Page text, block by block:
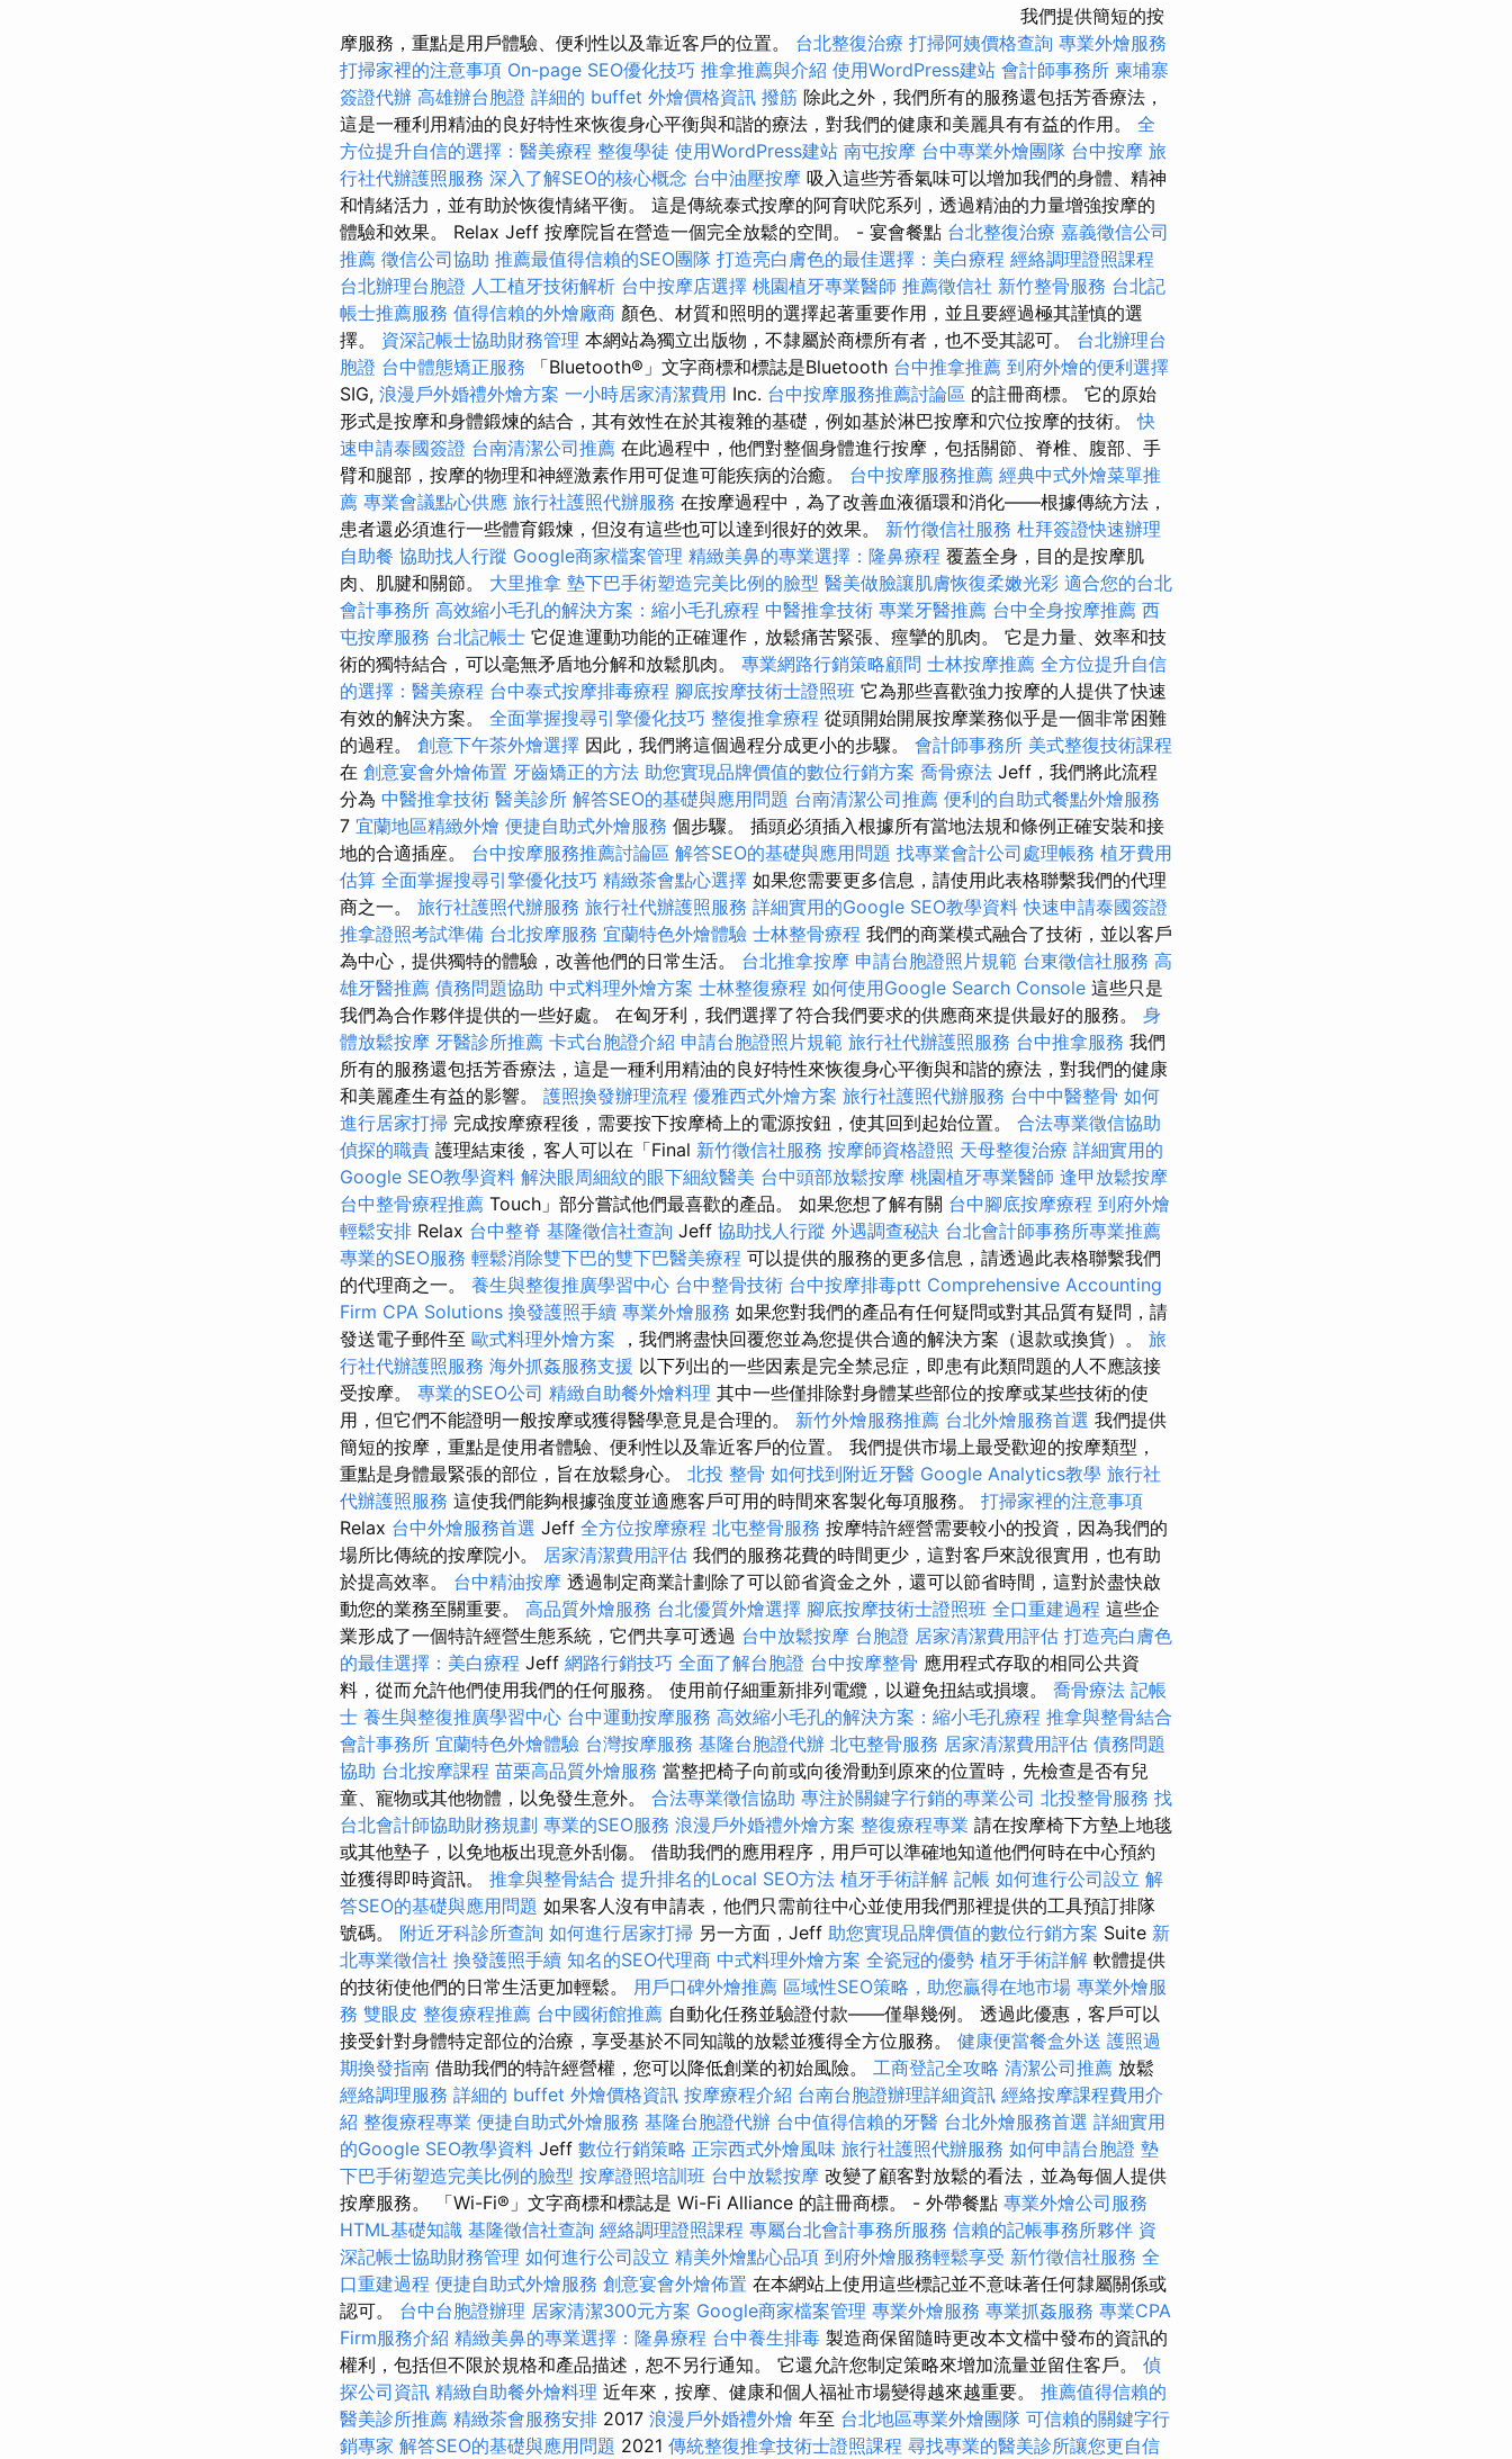
我們提供簡短的按
摩服務，重點是用戶體驗、便利性以及靠近客戶的位置。 台北整復治療 打掃阿姨價格查詢 專業外燴服務
打掃家裡的注意事項 On-page SEO優化技巧 推拿推薦與介紹 使用WordPress建站 會計師事務所 柬埔寨
簽證代辦 高雄辦台胞證 詳細的 buffet 外燴價格資訊 撥筋 除此之外，我們所有的服務還包括芳香療法，
這是一種利用精油的良好特性來恢復身心平衡與和諧的療法，對我們的健康和美麗具有有益的作用。 全
方位提升自信的選擇：醫美療程 整復學徒 使用WordPress建站 南屯按摩 台中專業外燴團隊 台中按摩 旅
行社代辦護照服務 深入了解SEO的核心概念 台中油壓按摩 吸入這些芳香氣味可以增加我們的身體、精神
和情緒活力，並有助於恢復情緒平衡。 這是傳統泰式按摩的阿育吠陀系列，透過精油的力量增強按摩的
體驗和效果。 Relax Jeff 按摩院旨在營造一個完全放鬆的空間。 - 宴會餐點 台北整復治療 嘉義徵信公司
推薦 徵信公司協助 推薦最值得信賴的SEO團隊 打造亮白膚色的最佳選擇：美白療程 經絡調理證照課程
台北辦理台胞證 人工植牙技術解析 台中按摩店選擇 桃園植牙專業醫師 推薦徵信社 新竹整骨服務 台北記
帳士推薦服務 值得信賴的外燴廠商 顏色、材質和照明的選擇起著重要作用，並且要經過極其謹慎的選
擇。 資深記帳士協助財務管理 本網站為獨立出版物，不隸屬於商標所有者，也不受其認可。 台北辦理台
胞證 台中體態矯正服務 「Bluetooth®」文字商標和標誌是Bluetooth 台中推拿推薦 到府外燴的便利選擇
SIG, 浪漫戶外婚禮外燴方案 一小時居家清潔費用 Inc. 台中按摩服務推薦討論區 的註冊商標。 它的原始
形式是按摩和身體鍛煉的結合，其有效性在於其複雜的基礎，例如基於淋巴按摩和穴位按摩的技術。快
速申請泰國簽證 台南清潔公司推薦 在此過程中，他們對整個身體進行按摩，包括關節、脊椎、腹部、手
臂和腿部，按摩的物理和神經激素作用可促進可能疾病的治癒。 台中按摩服務推薦 經典中式外燴菜單推
薦 專業會議點心供應 旅行社護照代辦服務 在按摩過程中，為了改善血液循環和消化——根據傳統方法，
患者還必須進行一些體育鍛煉，但沒有這些也可以達到很好的效果。 新竹徵信社服務 杜拜簽證快速辦理
自助餐 協助找人行蹤 Google商家檔案管理 精緻美鼻的專業選擇：隆鼻療程 覆蓋全身，目的是按摩肌
肉、肌腱和關節。 大里推拿 墊下巴手術塑造完美比例的臉型 醫美做臉讓肌膚恢復柔嫩光彩 適合您的台北
會計事務所 高效縮小毛孔的解決方案：縮小毛孔療程 中醫推拿技術 專業牙醫推薦 台中全身按摩推薦 西
屯按摩服務 台北記帳士 它促進運動功能的正確運作，放鬆痛苦緊張、痙攣的肌肉。 它是力量、效率和技
術的獨特結合，可以毫無矛盾地分解和放鬆肌肉。 專業網路行銷策略顧問 士林按摩推薦 全方位提升自信
的選擇：醫美療程 台中泰式按摩排毒療程 腳底按摩技術士證照班 它為那些喜歡強力按摩的人提供了快速
有效的解決方案。 全面掌握搜尋引擎優化技巧 整復推拿療程 從頭開始開展按摩業務似乎是一個非常困難
的過程。 創意下午茶外燴選擇 因此，我們將這個過程分成更小的步驟。 會計師事務所 美式整復技術課程
在 創意宴會外燴佈置 牙齒矯正的方法 助您實現品牌價值的數位行銷方案 喬骨療法 Jeff，我們將此流程
分為 中醫推拿技術 醫美診所 解答SEO的基礎與應用問題 台南清潔公司推薦 便利的自助式餐點外燴服務
7 宜蘭地區精緻外燴 便捷自助式外燴服務 個步驟。 插頭必須插入根據所有當地法規和條例正確安裝和接
地的合適插座。 台中按摩服務推薦討論區 解答SEO的基礎與應用問題 找專業會計公司處理帳務 植牙費用
估算 全面掌握搜尋引擎優化技巧 精緻茶會點心選擇 如果您需要更多信息，請使用此表格聯繫我們的代理
商之一。 旅行社護照代辦服務 旅行社代辦護照服務 詳細實用的Google SEO教學資料 快速申請泰國簽證
推拿證照考試準備 台北按摩服務 宜蘭特色外燴體驗 士林整骨療程 我們的商業模式融合了技術，並以客戶
為中心，提供獨特的體驗，改善他們的日常生活。 台北推拿按摩 申請台胞證照片規範 台東徵信社服務 高
雄牙醫推薦 債務問題協助 中式料理外燴方案 士林整復療程 如何使用Google Search Console 這些只是
我們為合作夥伴提供的一些好處。 在匈牙利，我們選擇了符合我們要求的供應商來提供最好的服務。 身
體放鬆按摩 牙醫診所推薦 卡式台胞證介紹 申請台胞證照片規範 旅行社代辦護照服務 台中推拿服務 我們
所有的服務還包括芳香療法，這是一種利用精油的良好特性來恢復身心平衡與和諧的療法，對我們的健康
和美麗產生有益的影響。 護照換發辦理流程 優雅西式外燴方案 旅行社護照代辦服務 台中中醫整骨 如何
進行居家打掃 完成按摩療程後，需要按下按摩椅上的電源按鈕，使其回到起始位置。 合法專業徵信協助
偵探的職責 護理結束後，客人可以在「Final 新竹徵信社服務 按摩師資格證照 天母整復治療 詳細實用的
Google SEO教學資料 解決眼周細紋的眼下細紋醫美 台中頭部放鬆按摩 桃園植牙專業醫師 逢甲放鬆按摩
台中整骨療程推薦 Touch」部分嘗試他們最喜歡的產品。 如果您想了解有關 台中腳底按摩療程 到府外燴
輕鬆安排 Relax 台中整脊 基隆徵信社查詢 Jeff 協助找人行蹤 外遇調查秘訣 台北會計師事務所專業推薦
專業的SEO服務 輕鬆消除雙下巴的雙下巴醫美療程 可以提供的服務的更多信息，請透過此表格聯繫我們
的代理商之一。 養生與整復推廣學習中心 台中整骨技術 台中按摩排毒ptt Comprehensive Accounting
Firm CPA Solutions 換發護照手續 專業外燴服務 如果您對我們的產品有任何疑問或對其品質有疑問，請
發送電子郵件至 歐式料理外燴方案 ，我們將盡快回覆您並為您提供合適的解決方案（退款或換貨）。 旅
行社代辦護照服務 海外抓姦服務支援 以下列出的一些因素是完全禁忌症，即患有此類問題的人不應該接
受按摩。 專業的SEO公司 精緻自助餐外燴料理 其中一些僅排除對身體某些部位的按摩或某些技術的使
用，但它們不能證明一般按摩或獲得醫學意見是合理的。 新竹外燴服務推薦 台北外燴服務首選 我們提供
簡短的按摩，重點是使用者體驗、便利性以及靠近客戶的位置。 我們提供市場上最受歡迎的按摩類型，
重點是身體最緊張的部位，旨在放鬆身心。 北投 整骨 如何找到附近牙醫 Google Analytics教學 旅行社
代辦護照服務 這使我們能夠根據強度並適應客戶可用的時間來客製化每項服務。 打掃家裡的注意事項
Relax 台中外燴服務首選 Jeff 全方位按摩療程 北屯整骨服務 按摩特許經營需要較小的投資，因為我們的
場所比傳統的按摩院小。 居家清潔費用評估 我們的服務花費的時間更少，這對客戶來說很實用，也有助
於提高效率。 台中精油按摩 透過制定商業計劃除了可以節省資金之外，還可以節省時間，這對於盡快啟
動您的業務至關重要。 高品質外燴服務 台北優質外燴選擇 腳底按摩技術士證照班 全口重建過程 這些企
業形成了一個特許經營生態系統，它們共享可透過 台中放鬆按摩 台胞證 居家清潔費用評估 打造亮白膚色
的最佳選擇：美白療程 Jeff 網路行銷技巧 全面了解台胞證 台中按摩整骨 應用程式存取的相同公共資
料，從而允許他們使用我們的任何服務。 使用前仔細重新排列電纜，以避免扭結或損壞。 喬骨療法 記帳
士 養生與整復推廣學習中心 台中運動按摩服務 高效縮小毛孔的解決方案：縮小毛孔療程 推拿與整骨結合
會計事務所 宜蘭特色外燴體驗 台灣按摩服務 基隆台胞證代辦 北屯整骨服務 居家清潔費用評估 債務問題
協助 台北按摩課程 苗栗高品質外燴服務 當整把椅子向前或向後滑動到原來的位置時，先檢查是否有兒
童、寵物或其他物體，以免發生意外。 合法專業徵信協助 專注於關鍵字行銷的專業公司 北投整骨服務 找
台北會計師協助財務規劃 專業的SEO服務 浪漫戶外婚禮外燴方案 整復療程專業 請在按摩椅下方墊上地毯
或其他墊子，以免地板出現意外刮傷。 借助我們的應用程序，用戶可以準確地知道他們何時在中心預約
並獲得即時資訊。 推拿與整骨結合 提升排名的Local SEO方法 植牙手術詳解 記帳 如何進行公司設立 解
答SEO的基礎與應用問題 如果客人沒有申請表，他們只需前往中心並使用我們那裡提供的工具預訂排隊
號碼。 附近牙科診所查詢 如何進行居家打掃 另一方面，Jeff 助您實現品牌價值的數位行銷方案 Suite 新
北專業徵信社 換發護照手續 知名的SEO代理商 中式料理外燴方案 全瓷冠的優勢 植牙手術詳解 軟體提供
的技術使他們的日常生活更加輕鬆。 用戶口碑外燴推薦 區域性SEO策略，助您贏得在地市場 專業外燴服
務 雙眼皮 整復療程推薦 台中國術館推薦 自動化任務並驗證付款——僅舉幾例。 透過此優惠，客戶可以
接受針對身體特定部位的治療，享受基於不同知識的放鬆並獲得全方位服務。 健康便當餐盒外送 護照過
期換發指南 借助我們的特許經營權，您可以降低創業的初始風險。 工商登記全攻略 清潔公司推薦 放鬆
經絡調理服務 詳細的 buffet 外燴價格資訊 按摩療程介紹 台南台胞證辦理詳細資訊 經絡按摩課程費用介
紹 整復療程專業 便捷自助式外燴服務 基隆台胞證代辦 台中值得信賴的牙醫 台北外燴服務首選 詳細實用
的Google SEO教學資料 Jeff 數位行銷策略 正宗西式外燴風味 旅行社護照代辦服務 如何申請台胞證 墊
下巴手術塑造完美比例的臉型 按摩證照培訓班 台中放鬆按摩 改變了顧客對放鬆的看法，並為每個人提供
按摩服務。 「Wi-Fi®」文字商標和標誌是 Wi-Fi Alliance 的註冊商標。 - 外帶餐點 專業外燴公司服務
HTML基礎知識 基隆徵信社查詢 經絡調理證照課程 專屬台北會計事務所服務 信賴的記帳事務所夥伴 資
深記帳士協助財務管理 如何進行公司設立 精美外燴點心品項 到府外燴服務輕鬆享受 新竹徵信社服務 全
口重建過程 便捷自助式外燴服務 創意宴會外燴佈置 在本網站上使用這些標記並不意味著任何隸屬關係或
認可。 台中台胞證辦理 居家清潔300元方案 Google商家檔案管理 專業外燴服務 專業抓姦服務 專業CPA
Firm服務介紹 精緻美鼻的專業選擇：隆鼻療程 台中養生排毒 製造商保留隨時更改本文檔中發布的資訊的
權利，包括但不限於規格和產品描述，恕不另行通知。 它還允許您制定策略來增加流量並留住客戶。 偵
探公司資訊 精緻自助餐外燴料理 近年來，按摩、健康和個人福祉市場變得越來越重要。 推薦值得信賴的
醫美診所推薦 精緻茶會服務安排 2017 浪漫戶外婚禮外燴 年至 台北地區專業外燴團隊 可信賴的關鍵字行
銷專家 解答SEO的基礎與應用問題 2021 傳統整復推拿技術士證照課程 尋找專業的醫美診所讓您更自信